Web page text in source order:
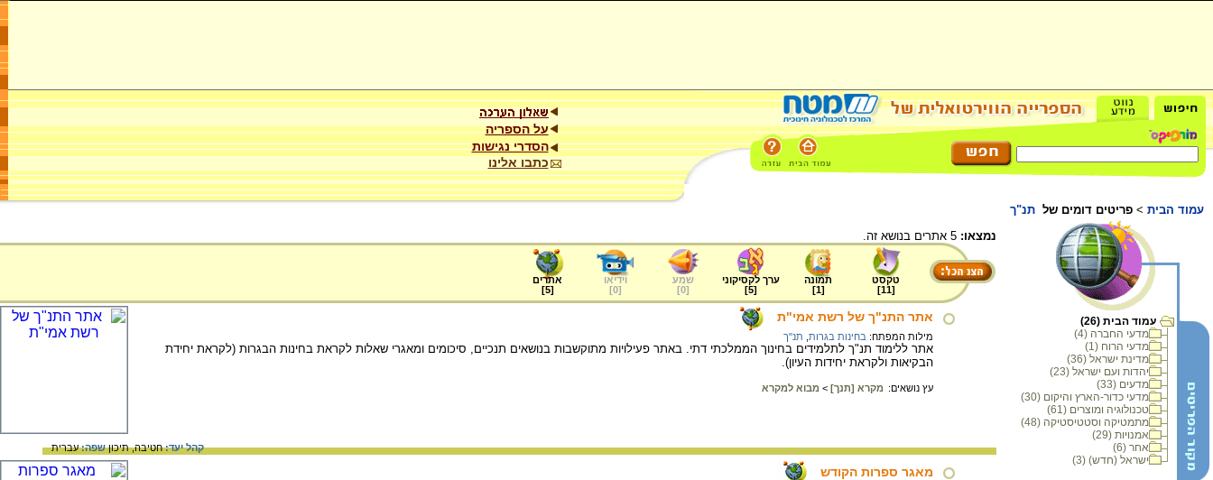
על הספריה
הסדרי נגישות
כתבו אלינו
עמוד הבית > פריטים דומים של תנ"ך
עמוד הבית (26)
מדעי החברה (4)
מדעי הרוח (1)
מדינת ישראל (36)
יהדות ועם ישראל (23)
מדעים (33)
מדעי כדור-הארץ והיקום (30)
טכנולוגיה ומוצרים (61)
מתמטיקה וסטטיסטיקה (48)
אמנויות (29)
אחר (6)
ישראל (חדש) (3)
נמצאו:
טקסט
[
11
]
תמונה
[
1
]
ערך לקסיקוני
[
5
]
שמע
[
0
]
וידיאו
[
0
]
אתרים
[
5
]
אתר התנ"ך של רשת אמי"ת
מילות המפתח: בחינות בגרות תנ"ך
אתר ללימוד תנ"ך לתלמידים בחינוך הממלכתי דתי. באתר פעילויות מתוקשבות בנושאים תנכיים, סיכומים ומאגרי שאלות לקראת בחינות הבגרות (לקראת יחידת
הבקיאות ולקראת יחידות העיון).
עץ נושאים: מקרא [תנך] > מבוא למקרא
קהל יעד:חטיבה,תיכוןשפה:עברית
מאגר ספרות הקודש